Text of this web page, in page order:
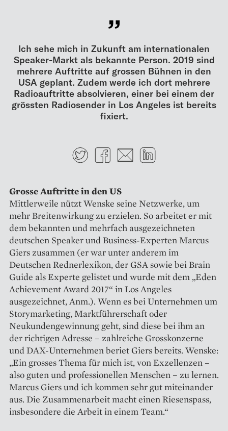
Ich sehe mich in Zukunft am internationalen
Speaker-Markt als bekannte Person. 2019 sind
mehrere Auftritte auf grossen Bühnen in den
USA geplant. Zudem werde ich dort mehrere
Radioauftritte absolvieren, einer bei einem der
grössten Radiosender in Los Angeles ist bereits
fixiert.
TwitterFacebook
E-mail
Grosse Auftritte in den US
Mittlerweile nützt Wenske seine Netzwerke, um
mehr Breitenwirkung zu erzielen. So arbeitet er mit
dem bekannten und mehrfach ausgezeichneten
deutschen Speaker und Business-Experten Marcus
Giers zusammen (er war unter anderem im
Deutschen Rednerlexikon, der GSA sowie bei Brain
Guide als Experte gelistet und wurde mit dem „Eden
Achieve­ment Award 2017“ in Los Angeles
ausgezeichnet, Anm.). Wenn es bei Unternehmen um
Storymarketing, Marktführerschaft oder
Neukundengewinnung geht, sind diese bei ihm an
der richtigen Adresse – zahlreiche Grosskonzerne
und DAX-Unternehmen beriet Giers bereits. Wenske:
„Ein grosses Thema für mich ist, von Exzellenzen –
also guten und professionellen Menschen – zu lernen.
Marcus Giers und ich kommen sehr gut miteinander
aus. Die Zusammenarbeit macht einen Riesenspass,
insbesondere die Arbeit in einem Team.“